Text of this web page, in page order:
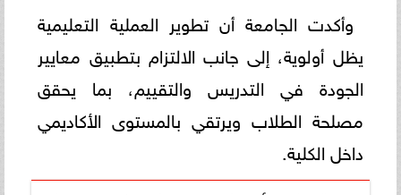
وأكدت الجامعة أن تطوير العملية التعليمية
يظل أولوية، إلى جانب الالتزام بتطبيق معايير
الجودة في التدريس والتقييم، بما يحقق
مصلحة الطلاب ويرتقي بالمستوى الأكاديمي
داخل الكلية.